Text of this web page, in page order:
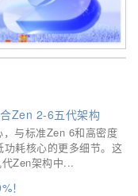
Zen 2-6五代架构
与标准Zen 6和高密度
耗核心的更多细节。这
Zen架构中...
！